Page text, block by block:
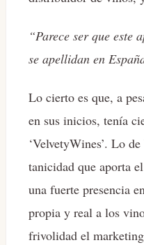
“Parece ser que este
se apellidan en
Lo cierto es que, a
en sus inicios, tenía
‘VelvetyWines’. Lo
tanicidad que aporta
una fuerte presencia
propia y real a los
frivolidad el